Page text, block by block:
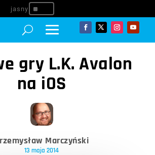
^
gry L.K. Avalon
na iOS
Marczyński
13 maja 2014